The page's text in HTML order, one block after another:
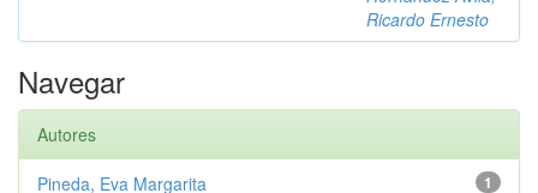
Ricardo Ernesto
Navegar
Autores
1
Pineda, Eva Margarita